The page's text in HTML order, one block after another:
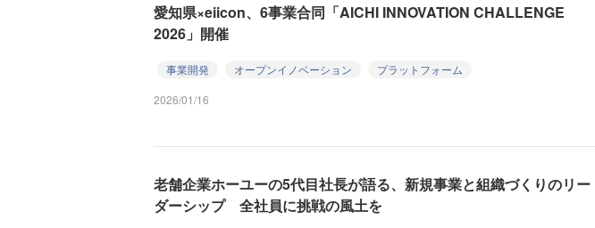
愛知県×eiicon、6事業合同「AICHI INNOVATION CHALLENGE
2026」開催
事業開発 オープンイノベーション
プラットフォーム
2026/01/16
老舗企業ホーユーの5代目社長が語る、新規事業と組織づくりのリー
ダーシップ 全社員に挑戦の風土を